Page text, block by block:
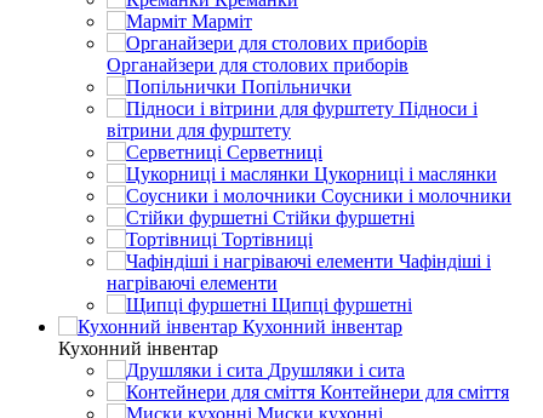
Марміт
Органайзери для столових приборів
Попільнички
Підноси і
вітрини для фурштету
Серветниці
Цукорниці і маслянки
Соусники і молочники
Стійки фуршетні
Тортівниці
Чафіндіші і
нагріваючі елементи
Щипці фуршетні
Кухонний інвентар
Кухонний інвентар
Друшляки і сита
Контейнери для сміття
Миски кухонні